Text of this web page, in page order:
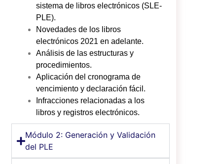
sistema de libros electrónicos (SLE-
PLE).
Novedades de los libros
electrónicos 2021 en adelante.
Análisis de las estructuras y
procedimientos.
Aplicación del cronograma de
vencimiento y declaración fácil.
Infracciones relacionadas a los
libros y registros electrónicos.
Módulo 2: Generación y Validación
del PLE